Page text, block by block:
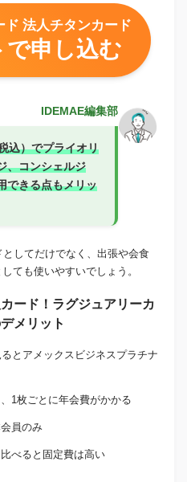
ド 法人チタンカード
申し込む
IDEMAE編集部
込）でプライオリ
、コンシェルジ
できる点もメリッ
してだけでなく、出張や会食
ても使いやすいでしょう。
ード！ラグジュアリーカ
メリット
とアメックスビジネスプラチナ
1枚ごとに年会費がかかる
員のみ
べると固定費は高い